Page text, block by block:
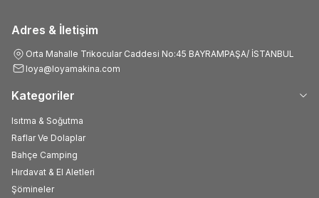
Adres & İletişim
Orta Mahalle Trikocular Caddesi No:45 BAYRAMPAŞA/ İSTANBUL
loya@loyamakina.com
Kategoriler
Isıtma & Soğutma
Raflar Ve Dolaplar
Bahçe Camping
Hırdavat & El Aletleri
Şömineler